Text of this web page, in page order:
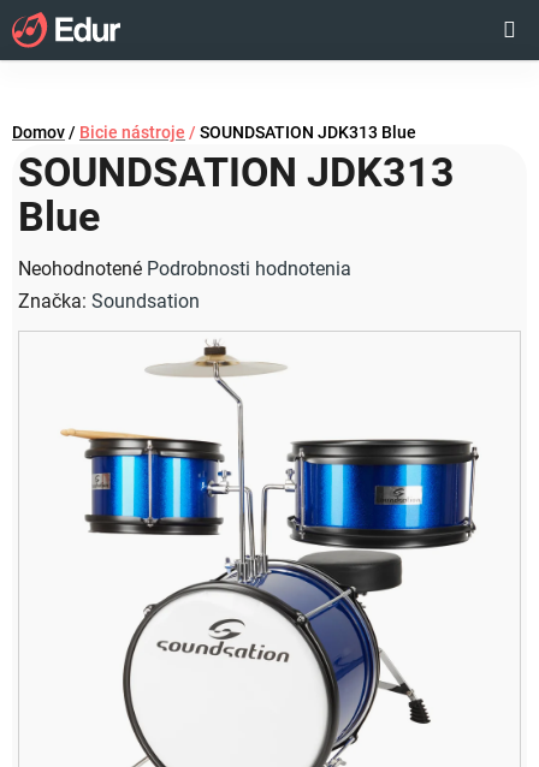
Prejsť
na
obsah
KOŠÍK
Domov/ Bicie nástroje / SOUNDSATION JDK313 Blue
SOUNDSATION JDK313
Blue
Priemerné
hodnotenie
produktu
hviezdičiek.
Neohodnotené Podrobnosti hodnotenia
Značka: Soundsation